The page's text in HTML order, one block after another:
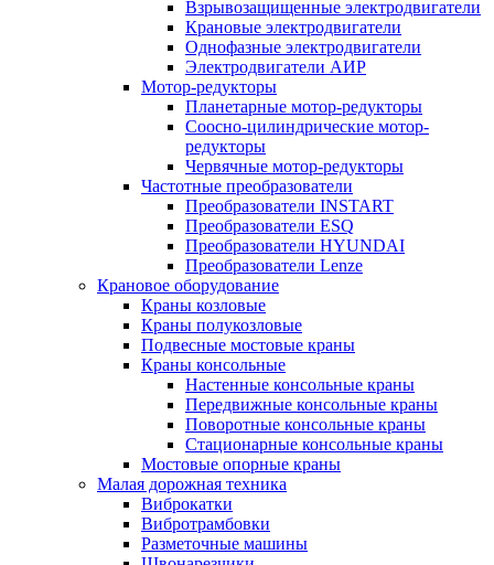
Взрывозащищенные электродвигатели
Крановые электродвигатели
Однофазные электродвигатели
Электродвигатели АИР
Мотор-редукторы
Планетарные мотор-редукторы
Соосно-цилиндрические мотор-
редукторы
Червячные мотор-редукторы
Частотные преобразователи
Преобразователи INSTART
Преобразователи ESQ
Преобразователи HYUNDAI
Преобразователи Lenze
Крановое оборудование
Краны козловые
Краны полукозловые
Подвесные мостовые краны
Краны консольные
Настенные консольные краны
Передвижные консольные краны
Поворотные консольные краны
Стационарные консольные краны
Мостовые опорные краны
Малая дорожная техника
Виброкатки
Вибротрамбовки
Разметочные машины